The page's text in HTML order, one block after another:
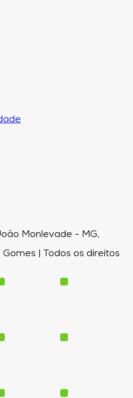
Monlevade - MG,
| Todos os direitos